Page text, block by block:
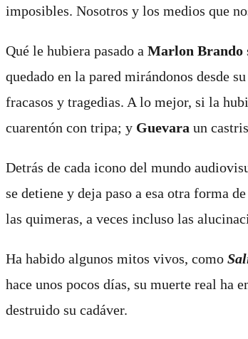
imposibles. Nosotros y los medios que
Qué le hubiera pasado a Marlon Brando
quedado en la pared mirándonos desde
fracasos y tragedias. A lo mejor, si la
cuarentón con tripa; y Guevara un
Detrás de cada icono del mundo
se detiene y deja paso a esa otra forma
las quimeras, a veces incluso las
Ha habido algunos mitos vivos, como
hace unos pocos días, su muerte real ha
destruido su cadáver.